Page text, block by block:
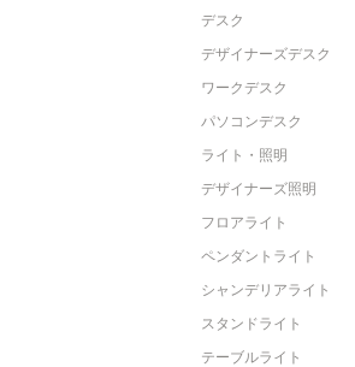
デスク
デザイナーズデスク
ワークデスク
パソコンデスク
ライト・照明
デザイナーズ照明
フロアライト
ペンダントライト
シャンデリアライト
スタンドライト
テーブルライト